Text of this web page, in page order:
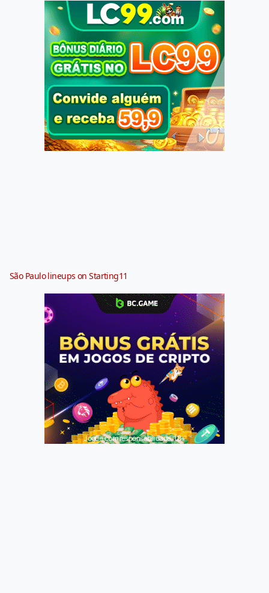
São Paulo lineups on Starting11
Jogue com responsabilidade. 18+